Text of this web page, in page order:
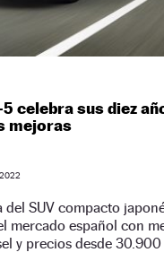
5 celebra sus diez
mejoras
del SUV compacto
mercado español con
y precios desde 30.900